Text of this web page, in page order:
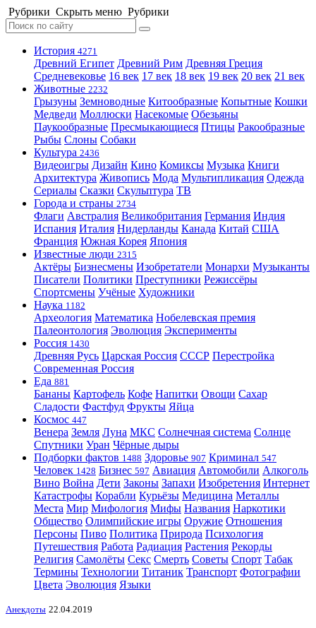
Рубрики Скрыть меню Рубрики
История 4271
Древний Египет Древний Рим Древняя Греция
Средневековье 16 век 17 век 18 век 19 век 20 век 21 век
Животные 2232
Грызуны Земноводные Китообразные Копытные Кошки
Медведи Моллюски Насекомые Обезьяны
Паукообразные Пресмыкающиеся Птицы Ракообразные
Рыбы Слоны Собаки
Культура 2436
Видеоигры Дизайн Кино Комиксы Музыка Книги
Архитектура Живопись Мода Мультипликация Одежда
Сериалы Сказки Скульптура ТВ
Города и страны 2734
Флаги Австралия Великобритания Германия Индия
Испания Италия Нидерланды Канада Китай США
Франция Южная Корея Япония
Известные люди 2315
Актёры Бизнесмены Изобретатели Монархи Музыканты
Писатели Политики Преступники Режиссёры
Спортсмены Учёные Художники
Наука 1182
Археология Математика Нобелевская премия
Палеонтология Эволюция Эксперименты
Россия 1430
Древняя Русь Царская Россия СССР Перестройка
Современная Россия
Еда 881
Бананы Картофель Кофе Напитки Овощи Сахар
Сладости Фастфуд Фрукты Яйца
Космос 447
Венера Земля Луна МКС Солнечная система Солнце
Спутники Уран Чёрные дыры
Подборки фактов 1488 Здоровье 907 Криминал 547
Человек 1428 Бизнес 597 Авиация Автомобили Алкоголь
Вино Война Дети Законы Запахи Изобретения Интернет
Катастрофы Корабли Курьёзы Медицина Металлы
Места Мир Мифология Мифы Названия Наркотики
Общество Олимпийские игры Оружие Отношения
Персоны Пиво Политика Природа Психология
Путешествия Работа Радиация Растения Рекорды
Религия Самолёты Секс Смерть Советы Спорт Табак
Термины Технологии Титаник Транспорт Фотографии
Цвета Эволюция Языки
Анекдоты 22.04.2019